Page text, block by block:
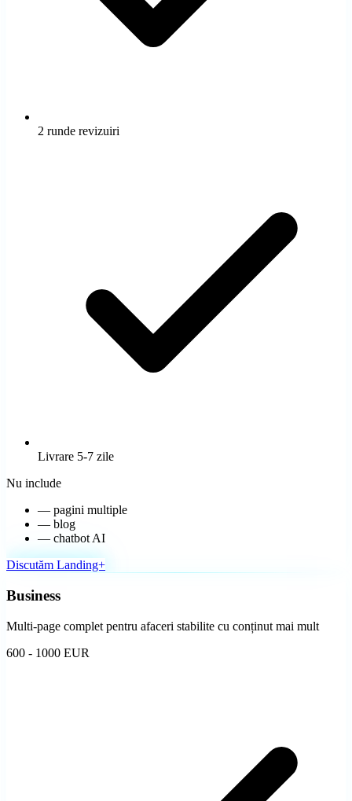
2 runde revizuiri
Livrare 5-7 zile
Nu include
— pagini multiple
— blog
— chatbot AI
Discutăm Landing+
Business
Multi-page complet pentru afaceri stabilite cu conținut mai mult
600 - 1000 EUR